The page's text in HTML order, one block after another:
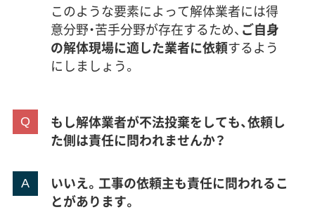
このような要素によって解体業者には得
意分野・苦手分野が存在するため、 ご自身
の解体現場に適した業者に依頼するよう
にしましょう。
もし解体業者が不法投棄をしても、依頼し
た側は責任に問われませんか？
いいえ。工事の依頼主も責任に問われるこ
とがあります。